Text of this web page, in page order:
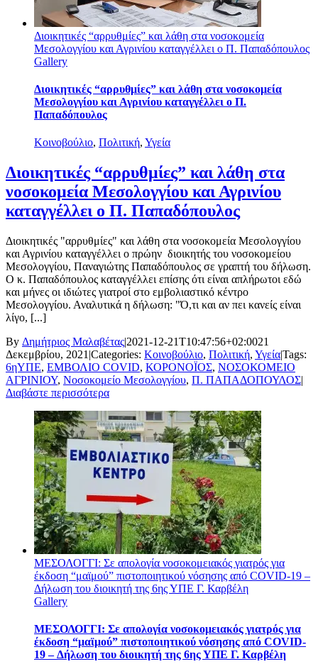
Διοικητικές “αρρυθμίες” και λάθη στα νοσοκομεία
Μεσολογγίου και Αγρινίου καταγγέλλει ο Π. Παπαδόπουλος
Gallery
Διοικητικές “αρρυθμίες” και λάθη στα νοσοκομεία
Μεσολογγίου και Αγρινίου καταγγέλλει ο Π.
Παπαδόπουλος
Κοινοβούλιο, Πολιτική, Υγεία
Διοικητικές “αρρυθμίες” και λάθη στα
νοσοκομεία Μεσολογγίου και Αγρινίου
καταγγέλλει ο Π. Παπαδόπουλος
Διοικητικές "αρρυθμίες" και λάθη στα νοσοκομεία Μεσολογγίου
και Αγρινίου καταγγέλλει ο πρώην διοικητής του νοσοκομείου
Μεσολογγίου, Παναγιώτης Παπαδόπουλος σε γραπτή του δήλωση.
Ο κ. Παπαδόπουλος καταγγέλλει επίσης ότι είναι απλήρωτοι εδώ
και μήνες οι ιδιώτες γιατροί στο εμβολιαστικό κέντρο
Μεσολογγίου. Αναλυτικά η δήλωση: "Ό,τι και αν πει κανείς είναι
λίγο, [...]
By Δημήτριος Μαλαβέτας|2021-12-21T10:47:56+02:0021
Δεκεμβρίου, 2021 |Categories: Κοινοβούλιο, Πολιτική, Υγεία|Tags:
6ηΥΠΕ, ΕΜΒΟΛΙΟ COVID, ΚΟΡΟΝΟΪΟΣ, ΝΟΣΟΚΟΜΕΙΟ
ΑΓΡΙΝΙΟΥ, Νοσοκομείο Μεσολογγίου, Π. ΠΑΠΑΔΟΠΟΥΛΟΣ|
Διαβάστε περισσότερα
ΜΕΣΟΛΟΓΓΙ: Σε απολογία νοσοκομειακός γιατρός για
έκδοση “μαϊμού” πιστοποιητικού νόσησης από COVID-19 –
Δήλωση του διοικητή της 6ης ΥΠΕ Γ. Καρβέλη
Gallery
ΜΕΣΟΛΟΓΓΙ: Σε απολογία νοσοκομειακός γιατρός για
έκδοση “μαϊμού” πιστοποιητικού νόσησης από COVID-
19 – Δήλωση του διοικητή της 6ης ΥΠΕ Γ. Καρβέλη